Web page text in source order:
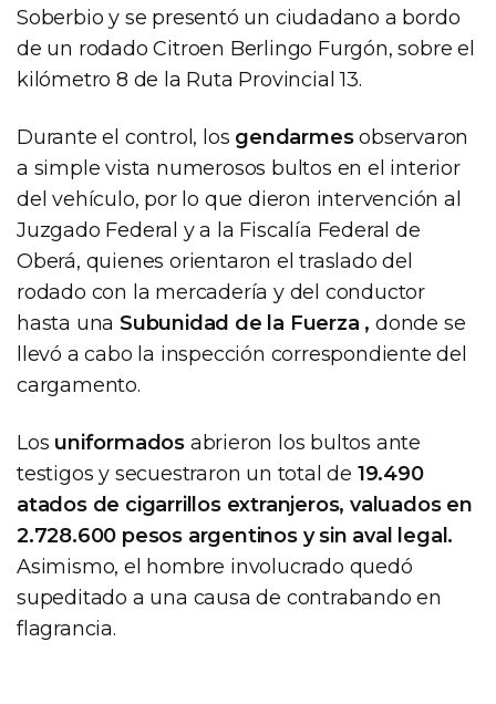
Soberbio y se presentó un ciudadano a bordo
de un rodado Citroen Berlingo Furgón, sobre el
kilómetro 8 de la Ruta Provincial 13.
Durante el control, los gendarmesobservaron
a simple vista numerosos bultos en el interior
del vehículo, por lo que dieron intervención al
Juzgado Federal y a la Fiscalía Federal de
Oberá, quienes orientaron el traslado del
rodado con la mercadería y del conductor
hasta unaSubunidad de la Fuerza , donde se
llevó a cabo la inspección correspondiente del
cargamento.
Los uniformados abrieron los bultos ante
testigos y secuestraron un total de 19.490
atados de cigarrillos extranjeros, valuados en
2.728.600 pesos argentinos y sin aval legal.
Asimismo, el hombre involucrado quedó
supeditado a una causa de contrabando en
flagrancia.